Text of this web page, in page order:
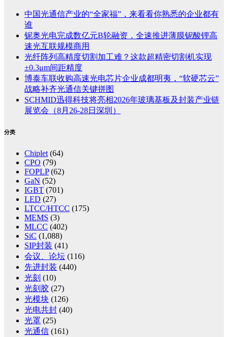
中国光通信产业的“全家福”，来看看你熟悉的企业都有
谁
铌奥光电完成数亿元B轮融资，全速推进薄膜铌酸锂高
速光互联规模商用
光纤阵列高精度切割加工难？这款超精密切割机实现
±0.3μm间距精度
博泰车联收购高速光电芯片企业成都明夷，“软硬芯云”
战略补齐光通信关键拼图
SCHMID迅得科技将亮相2026年玻璃基板及封装产业链
展览会（8月26-28日深圳）
分类
Chiplet (64)
CPO (79)
FOPLP(62)
GaN (52)
IGBT (701)
LED (27)
LTCC/HTCC (175)
MEMS (3)
MLCC (402)
SiC (1,088)
SIP封装 (41)
会议、论坛 (116)
先进封装 (440)
光刻 (10)
光刻胶 (27)
光模块 (126)
光电共封 (40)
光罩 (25)
光通信 (161)